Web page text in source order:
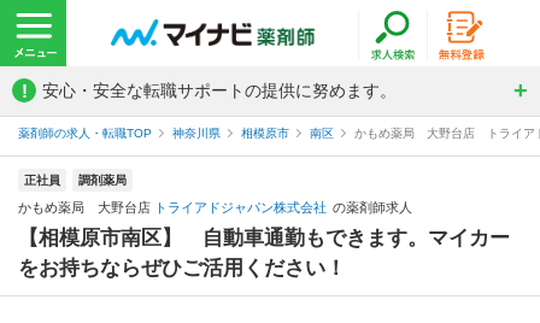
! 安心・安全な転職サポートの提供に努めます。
薬剤師の求人・転職TOP 神奈川県 相模原市 南区 かもめ薬局 大野台店 トライア
正社員 調剤薬局
かもめ薬局 大野台店 トライアドジャパン株式会社 の薬剤師求人
【相模原市南区】 自動車通勤もできます。マイカー
をお持ちならぜひご活用ください！